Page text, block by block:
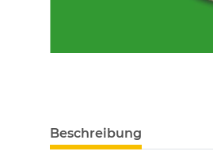
Beschreibung